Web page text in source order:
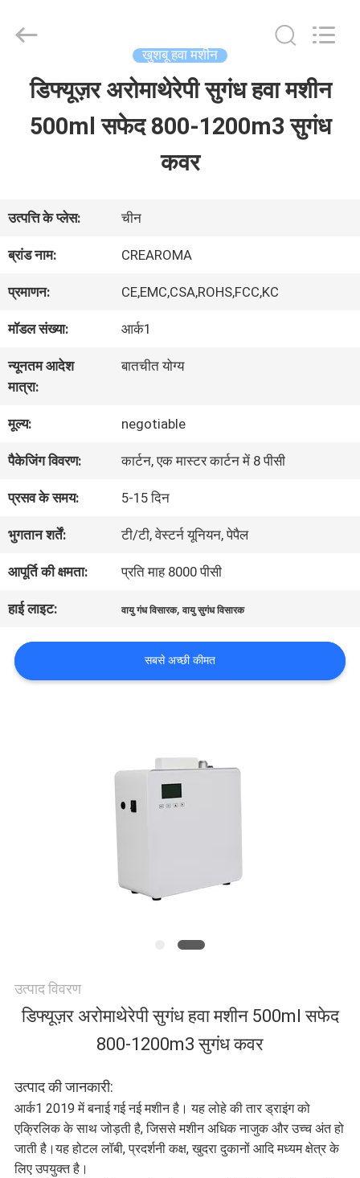
वीडियो
वीआर
दिखाएँ
हमारे
बारे
में
कारखाना
भ्रमण
गुणवत्ता
संपर्क
करे
गोपनीयता
नीति
Online
खुशबू हवा मशीन
डिफ्यूज़र अरोमाथेरेपी सुगंध हवा मशीन
500ml सफेद 800-1200m3 सुगंध
कवर
उत्पत्ति के प्लेस: चीन
ब्रांड नाम: CREAROMA
प्रमाणन: CE,EMC,CSA,ROHS,FCC,KC
मॉडल संख्या: आर्क1
न्यूनतम आदेश
मात्रा:
बातचीत योग्य
मूल्य: negotiable
पैकेजिंग विवरण: कार्टन, एक मास्टर कार्टन में 8 पीसी
प्रसव के समय: 5-15 दिन
भुगतान शर्तें: टी/टी, वेस्टर्न यूनियन, पेपैल
आपूर्ति की क्षमता: प्रति माह 8000 पीसी
हाई लाइट: वायु गंध विसारक,वायु सुगंध विसारक
सबसे अच्छी कीमत
उत्पाद विवरण
डिफ्यूज़र अरोमाथेरेपी सुगंध हवा मशीन 500ml सफेद
800-1200m3 सुगंध कवर
उत्पाद की जानकारी:
आर्क1 2019 में बनाई गई नई मशीन है। यह लोहे की तार ड्राइंग को
एक्रिलिक के साथ जोड़ती है, जिससे मशीन अधिक नाजुक और उच्च अंत हो
जाती है।यह होटल लॉबी, प्रदर्शनी कक्ष, खुदरा दुकानों आदि मध्यम क्षेत्र के
लिए उपयुक्त है।